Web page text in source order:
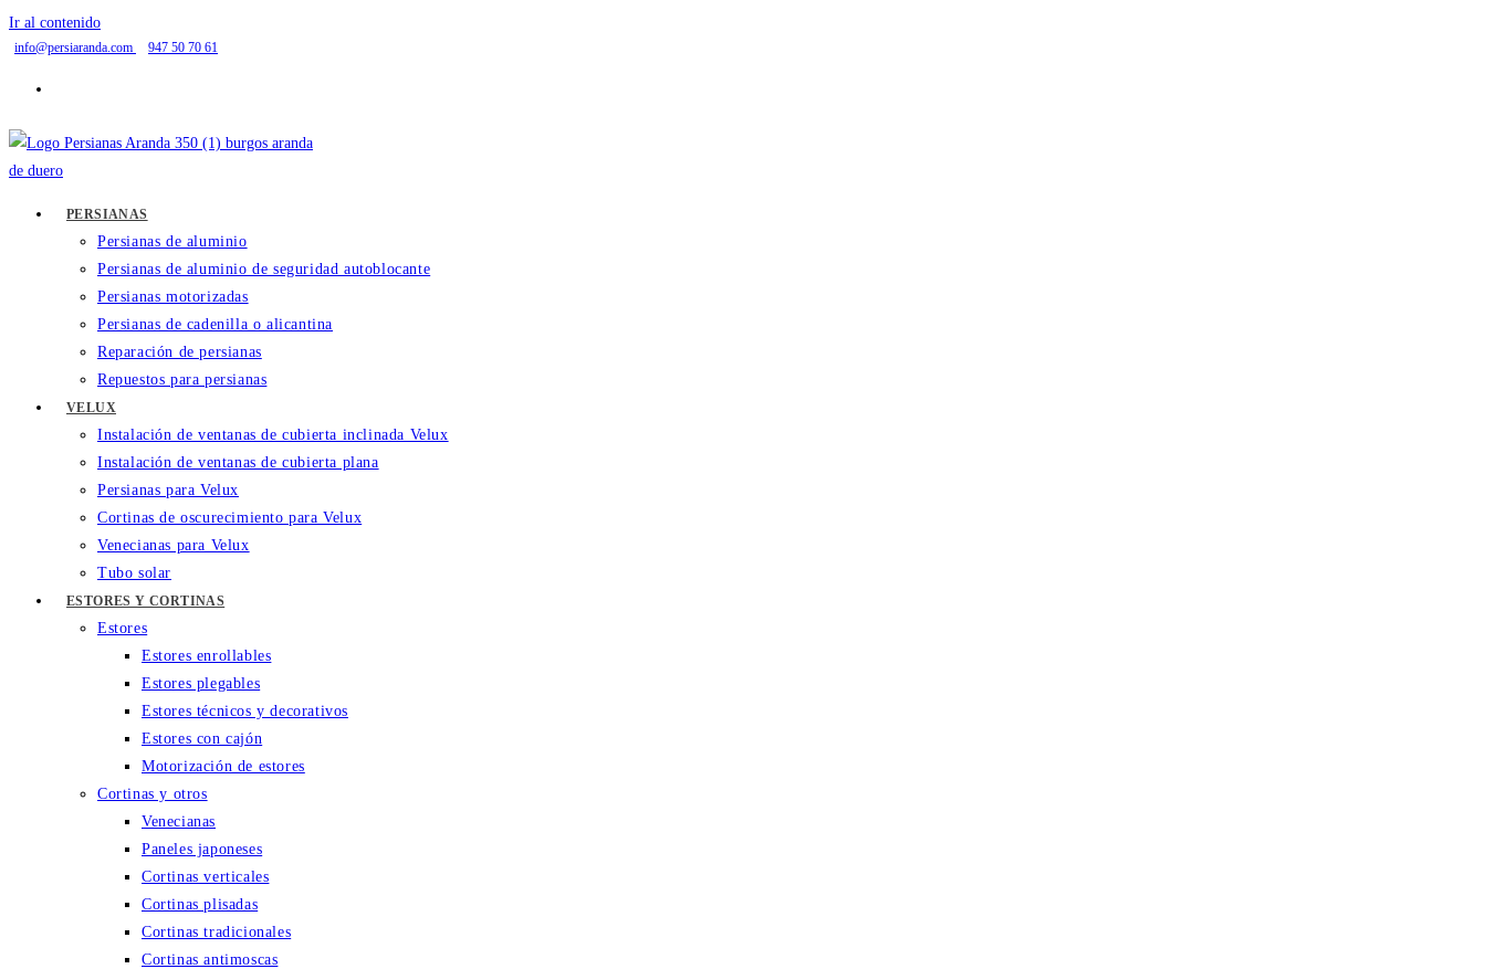
Ir al contenido
info@persiaranda.com 947 50 70 61
PERSIANAS
Persianas de aluminio
Persianas de aluminio de seguridad autoblocante
Persianas motorizadas
Persianas de cadenilla o alicantina
Reparación de persianas
Repuestos para persianas
VELUX
Instalación de ventanas de cubierta inclinada Velux
Instalación de ventanas de cubierta plana
Persianas para Velux
Cortinas de oscurecimiento para Velux
Venecianas para Velux
Tubo solar
ESTORES Y CORTINAS
Estores
Estores enrollables
Estores plegables
Estores técnicos y decorativos
Estores con cajón
Motorización de estores
Cortinas y otros
Venecianas
Paneles japoneses
Cortinas verticales
Cortinas plisadas
Cortinas tradicionales
Cortinas antimoscas